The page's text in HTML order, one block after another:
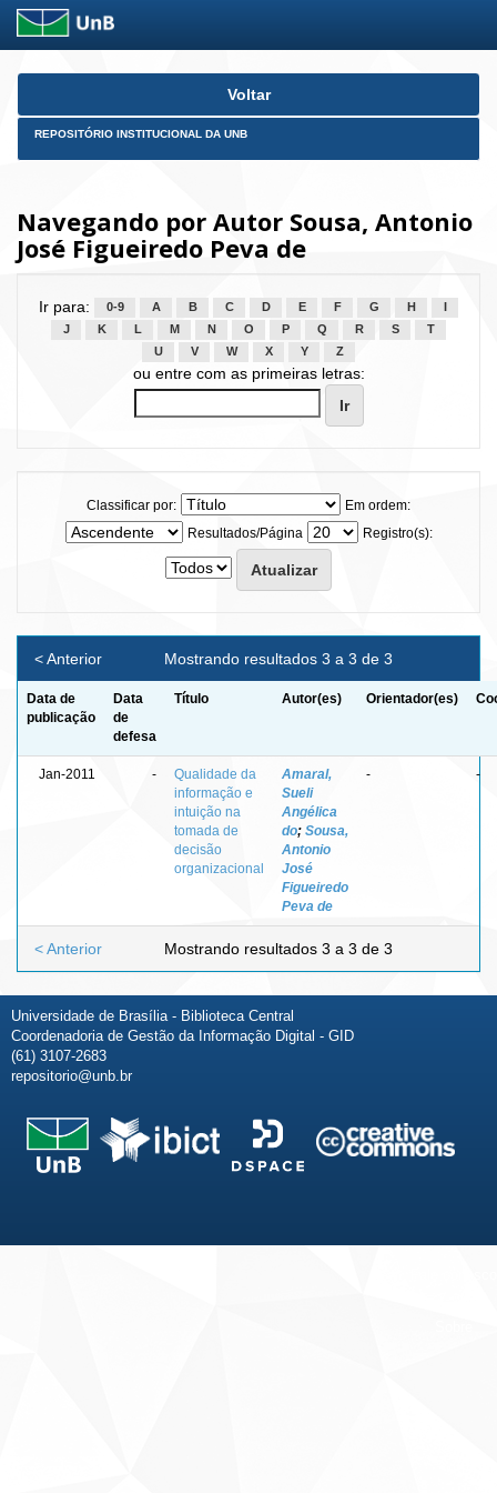
Skip
Voltar
REPOSITÓRIO INSTITUCIONAL DA UNB
Navegando por Autor Sousa, Antonio
José Figueiredo Peva de
Ir para: 0-9 A B C D E F G H
J
K L M N O P Q R S
T
U
V W X Y Z
ou entre com as primeiras letras:
Classificar por:
Em ordem:
Resultados/Página
Registro(s):
Mostrando resultados 3 a 3 de 3
< Anterior
Data de
publicação
Data
de
defesa
Título Autor(es) Orientador(es)
Jan-2011 -
Qualidade da
informação e
intuição na
tomada de
decisão
organizacional
Amaral,
Sueli
Angélica
do; Sousa,
Antonio
José
Figueiredo
Peva de
- -
Mostrando resultados 3 a 3 de 3
< Anterior
Universidade de Brasília - Biblioteca Central
Coordenadoria de Gestão da Informação Digital - GID
(61) 3107-2683
repositorio@unb.br